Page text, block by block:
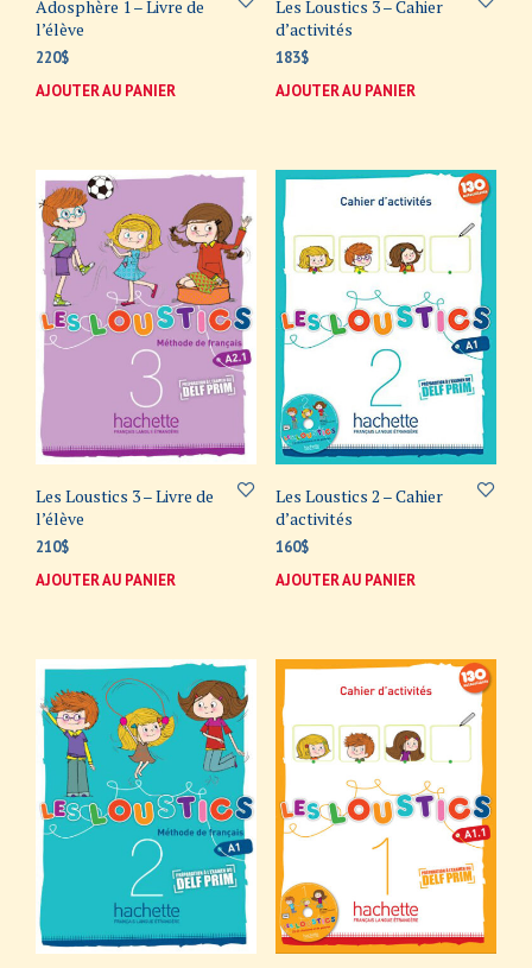
Adosphère 1 – Livre de
l’élève
220$
AJOUTER AU PANIER
Les Loustics 3 – Cahier
d’activités
183$
AJOUTER AU PANIER
Les Loustics 3 – Livre de
l’élève
210$
AJOUTER AU PANIER
Les Loustics 2 – Cahier
d’activités
160$
AJOUTER AU PANIER